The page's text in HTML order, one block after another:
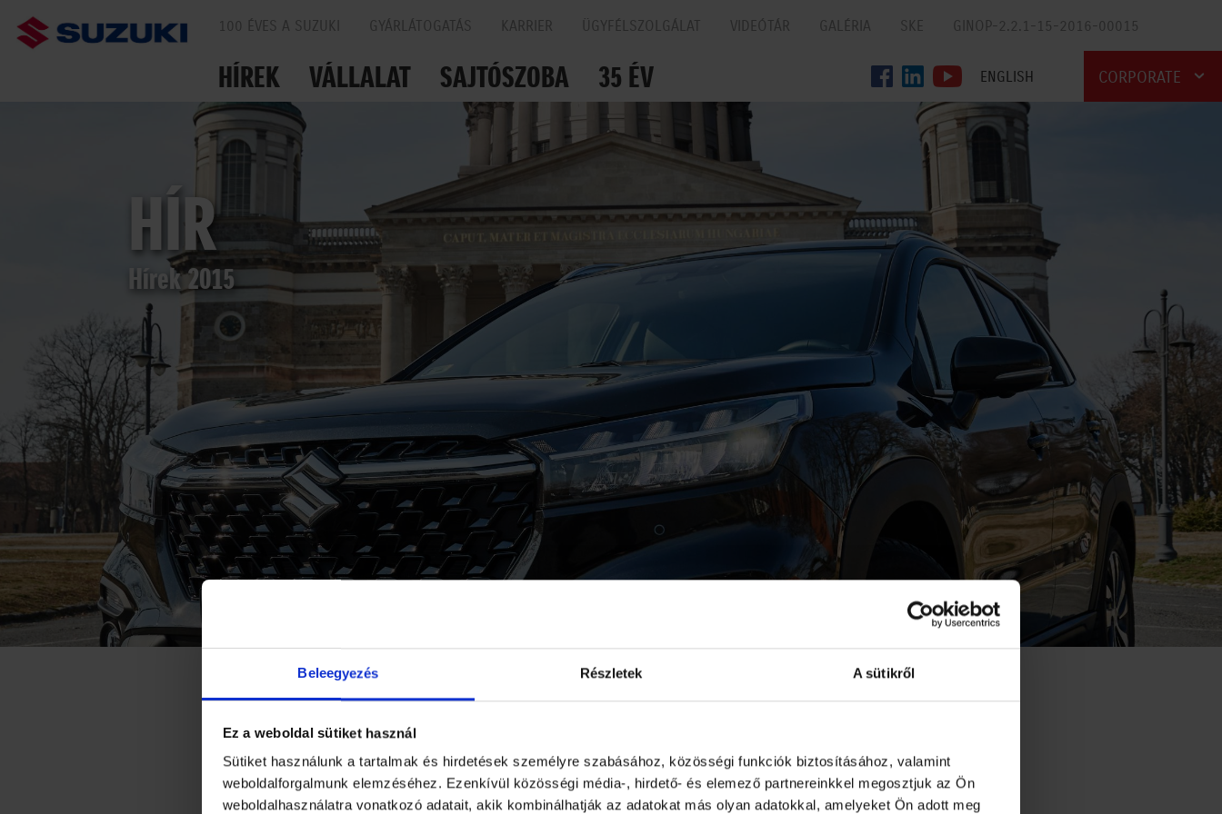
Beleegyezés Részletek A sütikről
Ez a weboldal sütiket használ
Sütiket használunk a tartalmak és hirdetések személyre szabásához, közösségi funkciók biztosításához, valamint
weboldalforgalmunk elemzéséhez. Ezenkívül közösségi média-, hirdető- és elemező partnereinkkel megosztjuk az Ön
weboldalhasználatra vonatkozó adatait, akik kombinálhatják az adatokat más olyan adatokkal, amelyeket Ön adott meg
100 ÉVES A SUZUKI GYÁRLÁTOGATÁS KARRIER ÜGYFÉLSZOLGÁLAT VIDEÓTÁR GALÉRIA SKE GINOP-2.2.1-15-2016-00015
HÍREK VÁLLALAT SAJTÓSZOBA
35 ÉV
EGYÜTT AZ UTAKON
ENGLISH CORPORATE
HÍR
Hírek 2015
MEGKEZDŐDÖTT A BALENO FORGALMAZÁSA
INDIÁBAN
A Suzuki Motor Corporation indiai leányvállalata, a Maruti Suzuki India a